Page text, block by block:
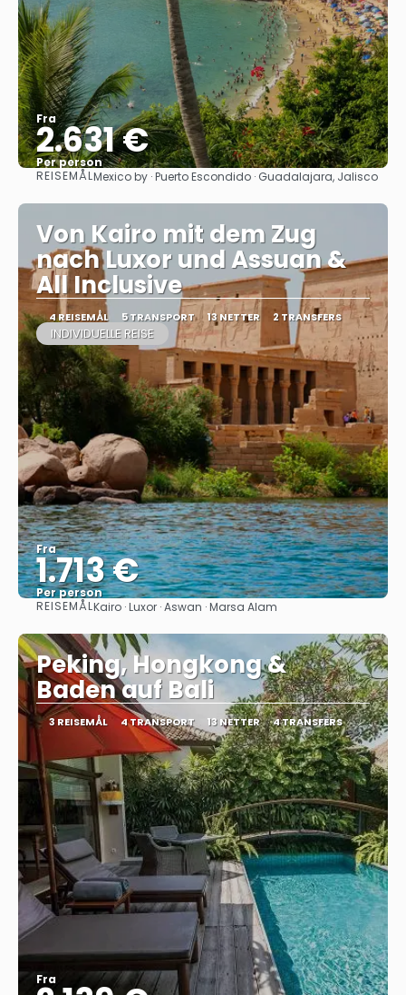
Fra
2.631 €
Per person
Se
REISEMÅLMexico by · Puerto Escondido · Guadalajara, Jalisco
Von Kairo mit dem Zug
nach Luxor und Assuan &
All Inclusive
4 REISEMÅL 5 TRANSPORT 13 NETTER 2 TRANSFERS
INDIVIDUELLE REISE
Fra
1.713 €
Per person
Se
REISEMÅLKairo · Luxor · Aswan · Marsa Alam
Peking, Hongkong &
Baden auf Bali
3 REISEMÅL 4 TRANSPORT 13 NETTER 4 TRANSFERS
Fra